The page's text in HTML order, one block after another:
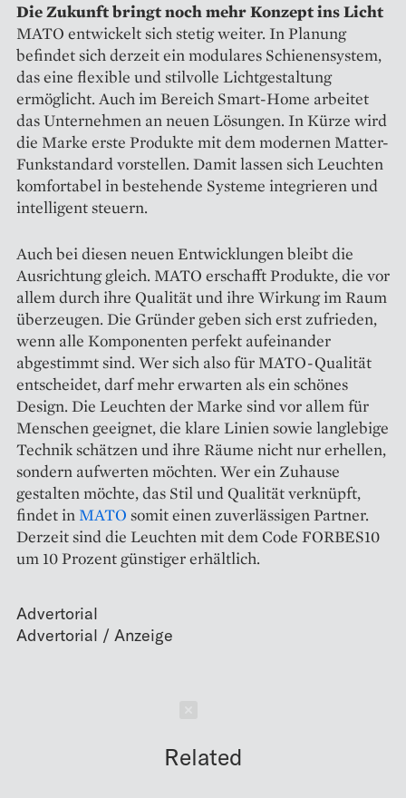
Die Zukunft bringt noch mehr Konzept ins Licht
MATO entwickelt sich stetig weiter. In Planung
befindet sich derzeit ein modulares Schienensystem,
das eine flexible und stilvolle Lichtgestaltung
ermöglicht. Auch im Bereich Smart-Home arbeitet
das Unternehmen an neuen Lösungen. In Kürze wird
die Marke erste Produkte mit dem modernen Matter-
Funkstandard vorstellen. Damit lassen sich Leuchten
komfortabel in bestehende Systeme integrieren und
intelligent steuern.
Auch bei diesen neuen Entwicklungen bleibt die
Ausrichtung gleich. MATO erschafft Produkte, die vor
allem durch ihre Qualität und ihre Wirkung im Raum
überzeugen. Die Gründer geben sich erst zufrieden,
wenn alle Komponenten perfekt aufeinander
abgestimmt sind. Wer sich also für MATO-Qualität
entscheidet, darf mehr erwarten als ein schönes
Design. Die Leuchten der Marke sind vor allem für
Menschen geeignet, die klare Linien sowie langlebige
Technik schätzen und ihre Räume nicht nur erhellen,
sondern aufwerten möchten. Wer ein Zuhause
gestalten möchte, das Stil und Qualität verknüpft,
findet in MATO somit einen zuverlässigen Partner.
Derzeit sind die Leuchten mit dem Code FORBES10
um 10 Prozent günstiger erhältlich.
Advertorial
Related